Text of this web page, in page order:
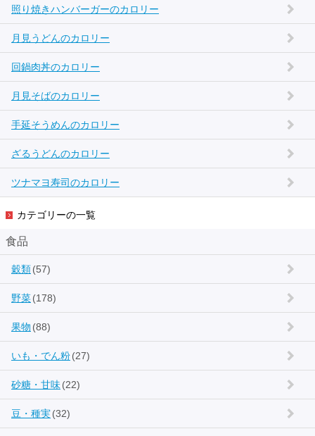
照り焼きハンバーガーのカロリー
月見うどんのカロリー
回鍋肉丼のカロリー
月見そばのカロリー
手延そうめんのカロリー
ざるうどんのカロリー
ツナマヨ寿司のカロリー
カテゴリーの一覧
食品
穀類(57)
野菜(178)
果物 (88)
いも・でん粉(27)
砂糖・甘味(22)
豆・種実(32)